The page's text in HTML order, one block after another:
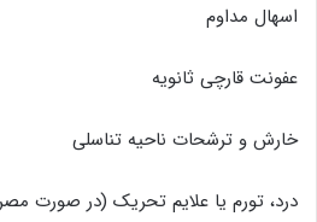
اسهال مداوم
عفونت قارچی ثانویه
خارش و ترشحات ناحیه تناسلی
درد، تورم یا علایم تحریک (در صورت